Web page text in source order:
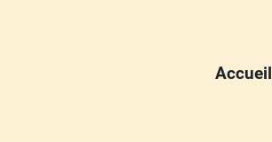
Accueil